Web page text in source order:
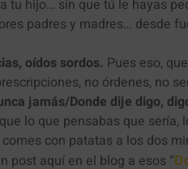
tu hijo… sin que tú le hayas
padres y madres… desde
oídos sordos. Pues eso,
no órdenes, no
jamás/Donde dije digo,
lo que pensabas que
con patatas a los dos
post aquí en el blog a esos “